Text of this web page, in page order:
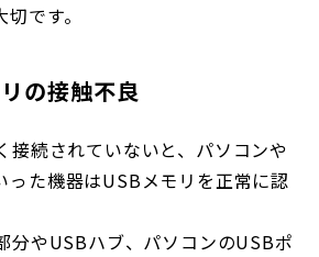
です。
の接触不良
接続されていないと、パソコンや
った機器はUSBメモリを正常に認
分やUSBハブ、パソコンのUSBポ